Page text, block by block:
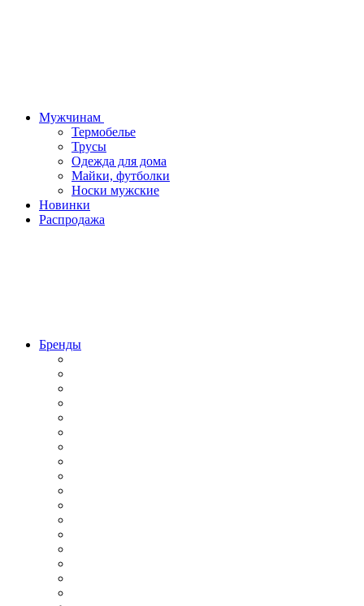
Мужчинам
Термобелье
Трусы
Одежда для дома
Майки, футболки
Носки мужские
Новинки
Распродажа
Бренды